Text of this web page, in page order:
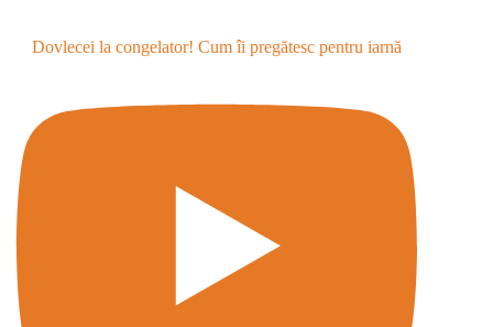
Dovlecei la congelator! Cum îi pregătesc pentru iarnă